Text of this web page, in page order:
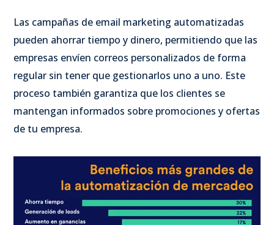
Las campañas de email marketing automatizadas
pueden ahorrar tiempo y dinero, permitiendo que las
empresas envíen correos personalizados de forma
regular sin tener que gestionarlos uno a uno. Este
proceso también garantiza que los clientes se
mantengan informados sobre promociones y ofertas
de tu empresa.